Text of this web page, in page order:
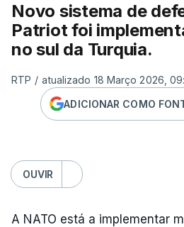
Novo sistema de
Patriot foi
no sul da Turquia.
RTP / atualizado 18 Março 2026,
ADICIONAR COMO
OUVIR
A NATO está a implementar